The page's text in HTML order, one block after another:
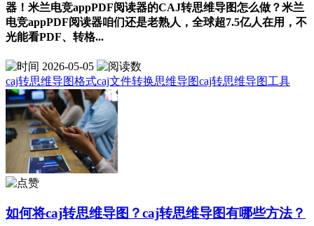
器！米兰电竞appPDF阅读器的CAJ转思维导图怎么做？米兰
电竞appPDF阅读器咱们还是老熟人，全球超7.5亿人在用，不
光能看PDF、转格...
2026-05-05
caj转思维导图格式caj文件转换思维导图caj转思维导图工具
如何将caj转思维导图？caj转思维导图有哪些方法？